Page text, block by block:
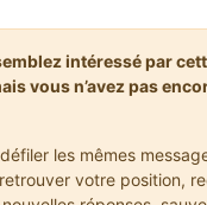
intéressé par
vous n’avez pas
les mêmes
votre position,